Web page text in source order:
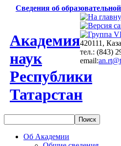
Сведения об
Академия
наук
Республики
Татарстан
420111,
тел.: (843)
email:
Об Академии